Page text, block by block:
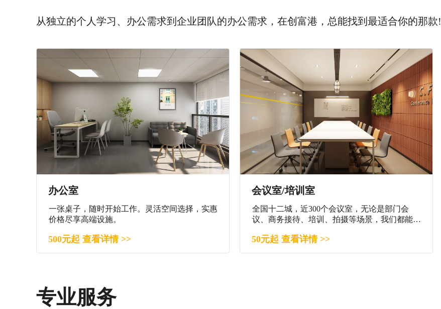
从独立的个人学习、办公需求到企业团队的办公需求，在创富港，总能找到最适合你的那款!
办公室
一张桌子，随时开始工作。灵活空间选择，实惠
价格尽享高端设施。
500元起 查看详情 >>
会议室/培训室
全国十二城，近300个会议室，无论是部门会
议、商务接待、培训、拍摄等场景，我们都能满
50元起 查看详情 >>
专业服务